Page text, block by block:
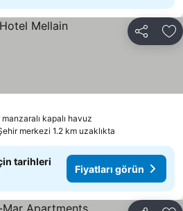
Paylaş
kapalı havuz
merkezi 1.2 km uzaklıkta
tarihleri
Fiyatları görün